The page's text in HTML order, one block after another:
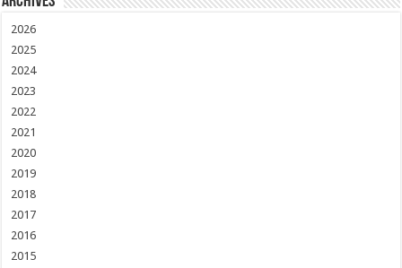
2026
2025
2024
2023
2022
2021
2020
2019
2018
2017
2016
2015